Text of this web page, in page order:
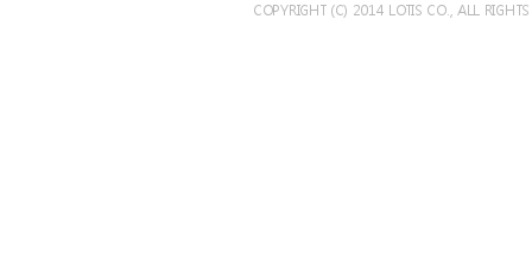
COPYRIGHT (C) 2014 LOTIS CO., ALL RIGHTS